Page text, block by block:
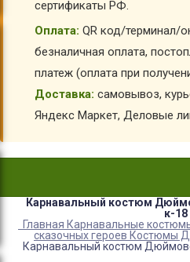
сертификаты РФ.
Оплата: QR код/терминал/
безналичная оплата,
платеж (оплата при
Доставка: самовывоз,
Яндекс Маркет, Деловые
Карнавальный костюм
к-18
Главная Карнавальные
сказочных героев Костюмы
Карнавальный костюм